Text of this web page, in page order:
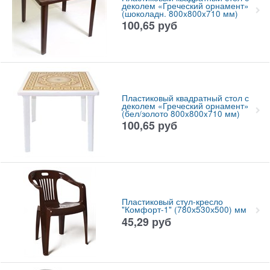
деколем «Греческий орнамент»
(шоколадн. 800x800x710 мм)
100,65 руб
Пластиковый квадратный стол с
деколем «Греческий орнамент»
(бел/золото 800x800x710 мм)
100,65 руб
Пластиковый стул-кресло
"Комфорт-1" (780х530х500) мм
45,29 руб